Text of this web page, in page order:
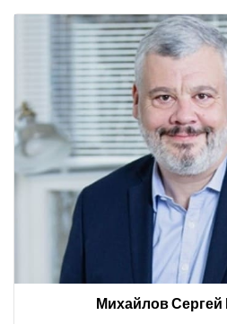
Михайлов